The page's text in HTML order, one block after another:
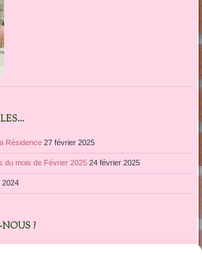
Résidence 27 février 2025
du mois de Février 2025 24 février 2025
2024
?
mai 2017